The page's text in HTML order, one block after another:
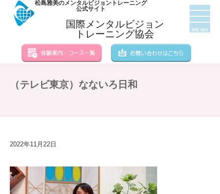
松島雅美のメンタルビジョントレーニング
公式サイト
国際メンタルビジョン
トレーニング協会
MENU
（テレビ東京）なないろ日和
2022年11月22日